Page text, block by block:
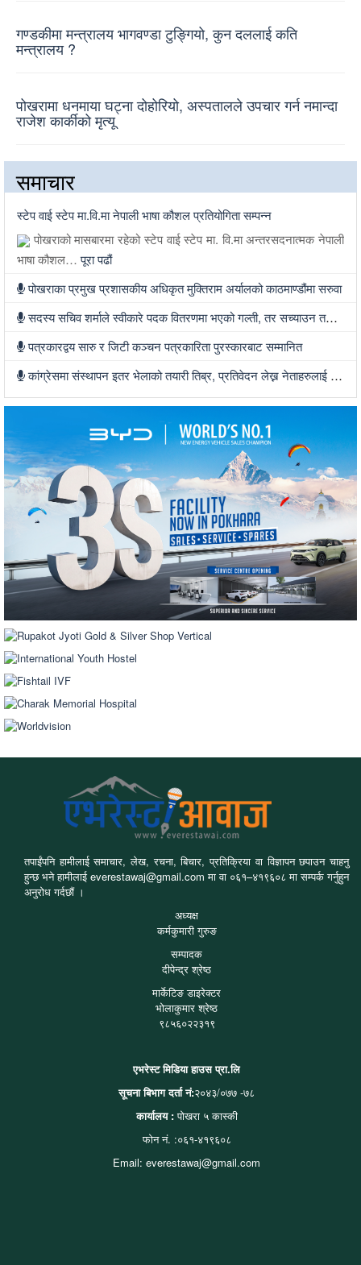
गण्डकीमा मन्त्रालय भागवण्डा टुङ्गियो, कुन दललाई कति
मन्त्रालय ?
पोखरामा धनमाया घट्ना दोहोरियो, अस्पतालले उपचार गर्न नमान्दा
राजेश कार्कीको मृत्यू
समाचार
स्टेप वाई स्टेप मा.वि.मा नेपाली भाषा कौशल प्रतियोगिता सम्पन्न
पोखराको मासबारमा रहेको स्टेप वाई स्टेप मा. वि.मा अन्तरसदनात्मक नेपाली
भाषा कौशल…पूरा पढौं
पोखराका प्रमुख प्रशासकीय अधिकृत मुक्तिराम अर्यालको काठमाण्डौंमा सरुवा
सदस्य सचिव शर्माले स्वीकारे पदक वितरणमा भएको गल्ती, तर सच्याउन तयार भएनन्
पत्रकारद्वय सारु र जिटी कञ्चन पत्रकारिता पुरस्कारबाट सम्मानित
कांग्रेसमा संस्थापन इतर भेलाको तयारी तिब्र, प्रतिवेदन लेख्न नेताहरुलाई जिम्मेवारी, भेलामा सहभागी हुन देउवा फर्कदैं
तपाईंपनि हामीलाई समाचार, लेख, रचना, बिचार, प्रतिक्रिया वा विज्ञापन छपाउन चाहनु
हुन्छ भने हामीलाई everestawaj@gmail.com मा वा ०६१–४१९६०८ मा सम्पर्क गर्नुहुन
अनुरोध गर्दछौं ।
अध्यक्ष
कर्मकुमारी गुरुङ
सम्पादक
दीपेन्द्र श्रेष्ठ
मार्केटिङ डाइरेक्टर
भोलाकुमार श्रेष्ठ
९८५६०२२३१९
एभरेस्ट मिडिया हाउस प्रा.लि
सूचना बिभाग दर्ता नं:२०४३/०७७ -७८
कार्यालय :पोखरा ५ कास्की
फोन नं. :०६१-४१९६०८
Email: everestawaj@gmail.com